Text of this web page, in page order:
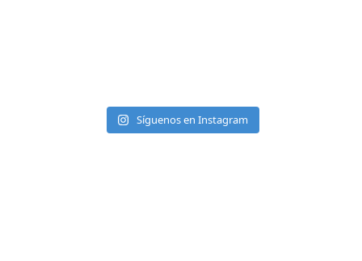
Síguenos en Instagram